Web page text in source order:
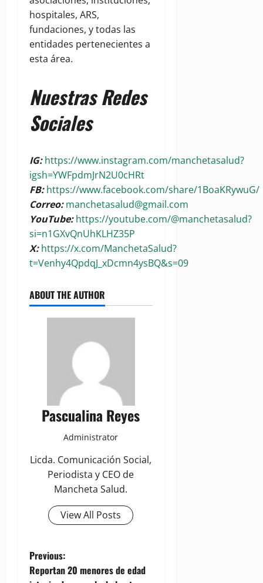
hospitales, ARS,
fundaciones, y todas las
entidades pertenecientes a
esta área.
Nuestras Redes
Sociales
IG:https://www.instagram.com/manchetasalud?
igsh=YWFpdmJrN2U0cHRt
FB:https://www.facebook.com/share/1BoaKRywuG/
Correo:manchetasalud@gmail.com
YouTube: https://youtube.com/@manchetasalud?
si=n1GXvQnUhKLHZ35P
X:https://x.com/ManchetaSalud?
t=Venhy4QpdqJ_xDcmn4ysBQ&s=09
ABOUT THE AUTHOR
Pascualina Reyes
Administrator
Licda. Comunicación Social,
Periodista y CEO de
Mancheta Salud.
View All Posts
P
Previous:
Reportan 20 menores de edad